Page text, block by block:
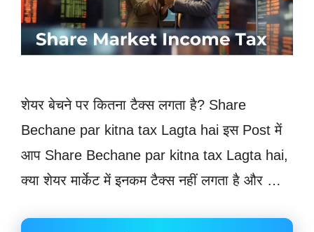
शेयर बेचने पर कितना टैक्स लगता है? Share
Bechane par kitna tax Lagta hai इस Post में
आप Share Bechane par kitna tax Lagta hai,
क्या शेयर मार्केट में इनकम टैक्स नहीं लगता है और …